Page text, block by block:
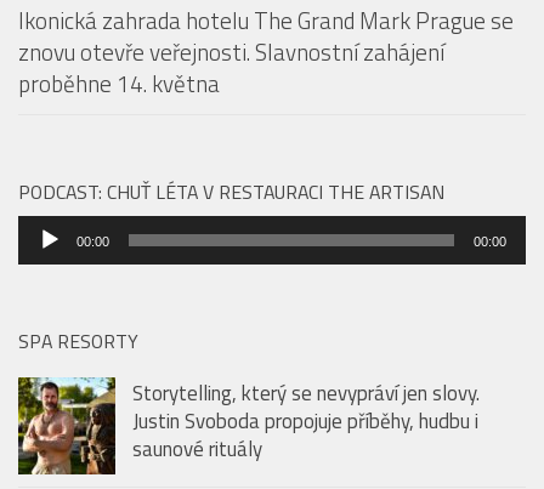
Ikonická zahrada hotelu The Grand Mark Prague se
znovu otevře veřejnosti. Slavnostní zahájení
proběhne 14. května
PODCAST: CHUŤ LÉTA V RESTAURACI THE ARTISAN
Audio
přehrávač
00:00 00:00
SPA RESORTY
Storytelling, který se nevypráví jen slovy.
Justin Svoboda propojuje příběhy, hudbu i
saunové rituály